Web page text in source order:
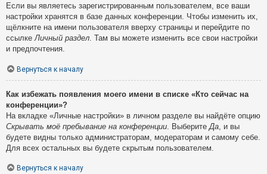
Если вы являетесь зарегистрированным пользователем, все ваши
настройки хранятся в базе данных конференции. Чтобы изменить их,
щёлкните на имени пользователя вверху страницы и перейдите по
ссылке Личный раздел . Там вы можете изменить все свои настройки
и предпочтения.
Вернуться к началу
Как избежать появления моего имени в списке «Кто сейчас на
конференции»?
На вкладке «Личные настройки» в личном разделе вы найдёте опцию
Скрывать моё пребывание на конференции . Выберите Да , и вы
будете видны только администраторам, модераторам и самому себе.
Для всех остальных вы будете скрытым пользователем.
Вернуться к началу